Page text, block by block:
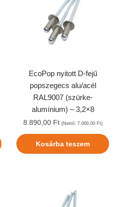
EcoPop nyitott D-fejű
popszegecs alu/acél
RAL9007 (szürke-
alumínium) – 3,2×8
8.890,00 Ft (Nettó: 7.000,00 Ft)
Kosárba teszem